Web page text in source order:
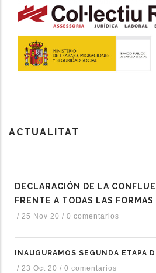
ACTUALITAT
DECLARACIÓN DE LA
FRENTE A TODAS LAS
/ 25 Nov 20 / 0 comentarios
INAUGURAMOS SEGUNDA ETAPA
/ 23 Oct 20 / 0 comentarios